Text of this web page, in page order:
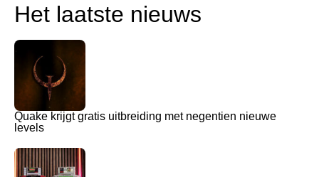
Het laatste nieuws
Quake krijgt gratis uitbreiding met negentien nieuwe
levels